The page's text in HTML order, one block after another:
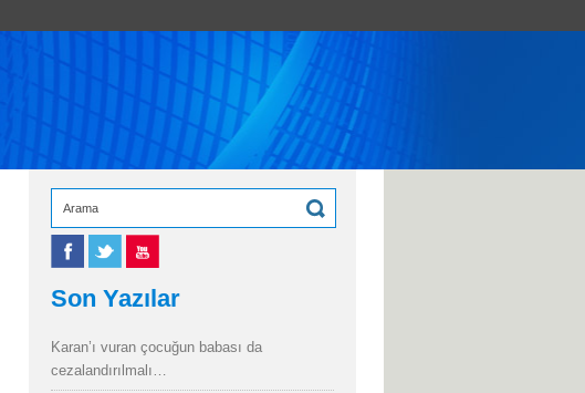
Son Yazılar
Karan’ı vuran çocuğun babası da
cezalandırılmalı…